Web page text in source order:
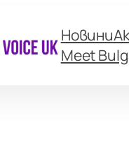
Новини
Meet